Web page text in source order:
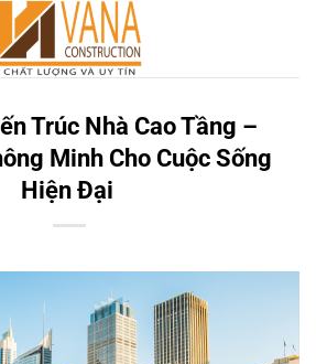
Trúc Nhà Cao Tầng –
Minh Cho Cuộc Sống
Hiện Đại